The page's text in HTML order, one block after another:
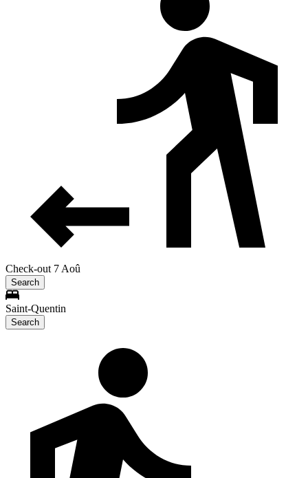
Check-out 7 Aoû
Search
Saint-Quentin
Search